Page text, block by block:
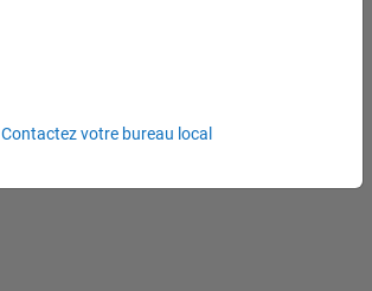
Contactez votre bureau local